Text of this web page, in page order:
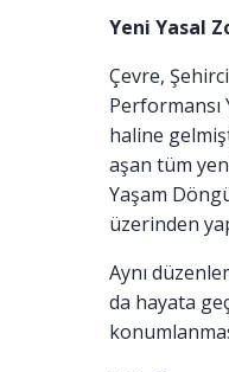
Yeni Yasal
Çevre,
haline
aşan tüm
Yaşam
üzerinden
Aynı
da hayata